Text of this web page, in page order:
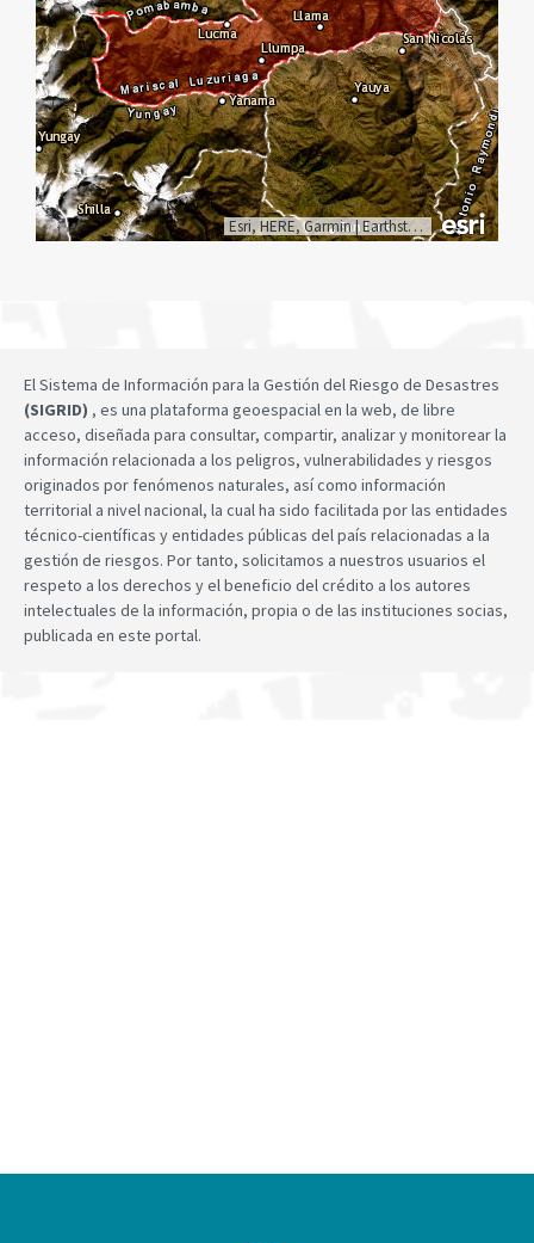
Esri, HERE, Garmin|Earthstar Geographics
El Sistema de Información para la Gestión del Riesgo de Desastres
(SIGRID) , es una plataforma geoespacial en la web, de libre
acceso, diseñada para consultar, compartir, analizar y monitorear la
información relacionada a los peligros, vulnerabilidades y riesgos
originados por fenómenos naturales, así como información
territorial a nivel nacional, la cual ha sido facilitada por las entidades
técnico-científicas y entidades públicas del país relacionadas a la
gestión de riesgos. Por tanto, solicitamos a nuestros usuarios el
respeto a los derechos y el beneficio del crédito a los autores
intelectuales de la información, propia o de las instituciones socias,
publicada en este portal.